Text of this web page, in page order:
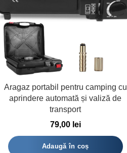
Aragaz portabil pentru camping cu
aprindere automată și valiză de
transport
79,00 lei
Adaugă în coș